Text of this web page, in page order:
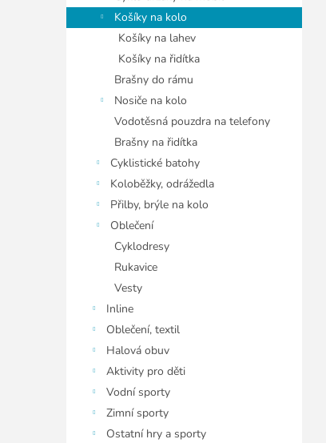
Košíky na kolo
Košíky na lahev
Košíky na řidítka
Brašny do rámu
Nosiče na kolo
Vodotěsná pouzdra na telefony
Brašny na řidítka
Cyklistické batohy
Koloběžky, odrážedla
Přilby, brýle na kolo
Oblečení
Cyklodresy
Rukavice
Vesty
Inline
Oblečení, textil
Halová obuv
Aktivity pro děti
Vodní sporty
Zimní sporty
Ostatní hry a sporty